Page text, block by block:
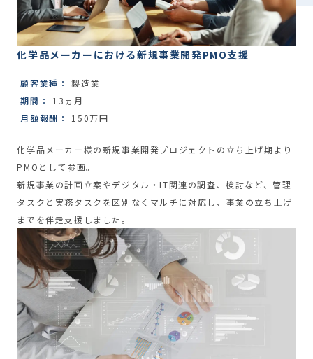
化学品メーカーにおける新規事業開発PMO支援
顧客業種：
製造業
期間：
13ヵ月
月額報酬：
150万円
化学品メーカー様の新規事業開発プロジェクトの立ち上げ期より
PMOとして参画。
新規事業の計画立案やデジタル・IT関連の調査、検討など、管理
タスクと実務タスクを区別なくマルチに対応し、事業の立ち上げ
までを伴走支援しました。